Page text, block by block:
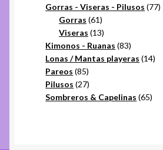
productos
Gorras - Viseras - Pilusos 7777
Gorras 6161
productos
Viseras 1313
productos
Kimonos - Ruanas 8383
productos
Lonas / Mantas playeras 1414
Pareos 8585
productos
Pilusos 2727
productos
Sombreros & Capelinas 6565